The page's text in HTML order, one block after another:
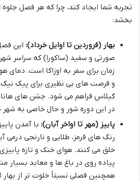
تجربه شما ایجاد کند، چرا که هر فصل
بخشد:
بهار (فروردین تا اوایل خرداد): این
صورتی و سفید (ساکورا) که سراسر شهر
زمان برای سفر به اوزاکا است. دمای
و فرصت های بی نظیری برای پیک نیک
گیلاس فراهم می شود. جشن های
در این دوره شور و حال خاصی به
پاییز (مهر تا اواخر آبان): با آمدن
رنگ های قرمز، طلایی و نارنجی درمی
خلق می کنند. هوای خنک و تازه
پیاده روی در باغ ها و معابد بسیار
همچنین فصلی نسبتاً خلوت تر از